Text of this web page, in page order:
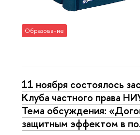
Образование
11 ноября состоялось
Клуба частного права
Тема обсуждения:
защитным эффектом в